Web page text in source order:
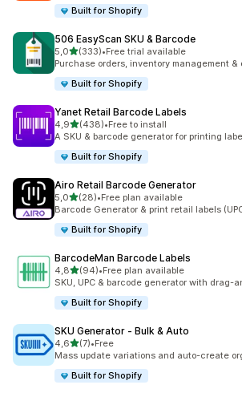
Built for Shopify
506 EasyScan SKU & Barcode
5,0stelle su 5
(333)
333 recensioni totali
•Free trial available
Purchase orders, inventory management
Built for Shopify
Yanet Retail Barcode Labels
4,9stelle su 5
(438)
438 recensioni totali
•Free to install
A SKU & barcode generator for printing
Built for Shopify
Airo Retail Barcode Generator
5,0stelle su 5
(28)
28 recensioni totali
•Free plan available
Barcode Generator & print retail labels
Built for Shopify
BarcodeMan Barcode Labels
4,8stelle su 5
(94)
94 recensioni totali
•Free plan available
SKU, UPC & barcode generator with drag-
Built for Shopify
SKU Generator ‑ Bulk & Auto
4,6stelle su 5
(7)
7 recensioni totali
•Free
Mass update variations and auto-create
Built for Shopify